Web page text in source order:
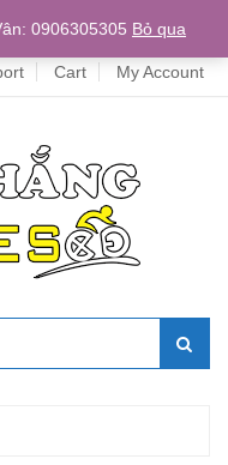
Cart My Account
0906305305 Bỏ qua